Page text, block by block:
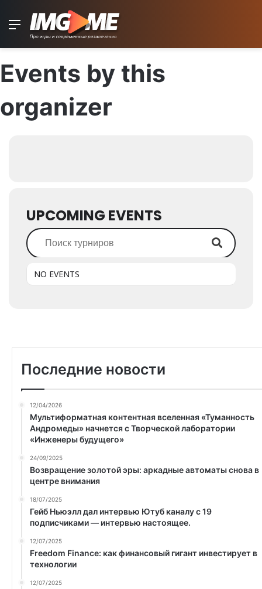
Menu
Events by this
organizer
UPCOMING EVENTS
NO EVENTS
Последние новости
12/04/2026
Мультиформатная контентная вселенная «Туманность
Андромеды» начнется с Творческой лаборатории
«Инженеры будущего»
24/09/2025
Возвращение золотой эры: аркадные автоматы снова в
центре внимания
18/07/2025
Гейб Ньюэлл дал интервью Ютуб каналу с 19
подписчиками — интервью настоящее.
12/07/2025
Freedom Finance: как финансовый гигант инвестирует в
технологии
12/07/2025